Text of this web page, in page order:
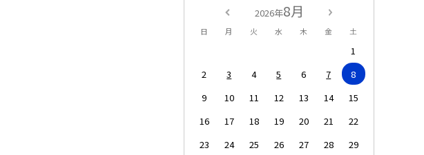
2026年8月
日 月 火 水 木 金 土
1
2
3 4 5 6 7
8
9
10 11 12 13 14
15
16
17 18 19 20 21
22
23
24 25 26 27 28
29